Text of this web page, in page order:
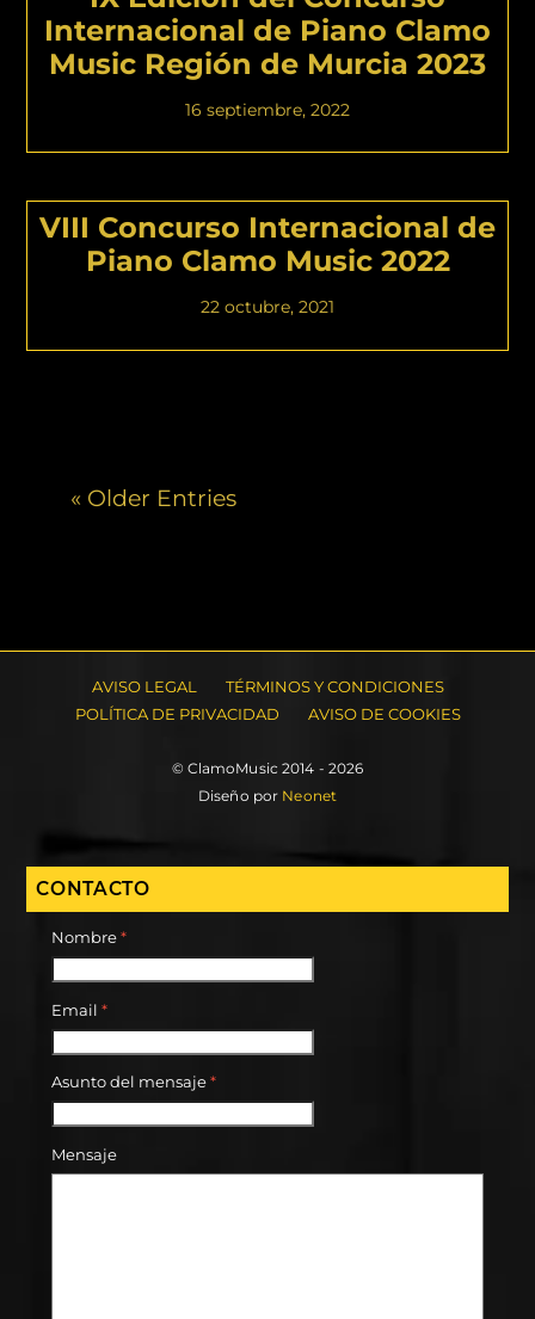
Internacional de Piano Clamo
Music Región de Murcia 2023
16 septiembre, 2022
VIII Concurso Internacional de
Piano Clamo Music 2022
22 octubre, 2021
« Older Entries
AVISO LEGAL
TÉRMINOS Y CONDICIONES
POLÍTICA DE PRIVACIDAD
AVISO DE COOKIES
© ClamoMusic 2014 - 2026
Diseño por Neonet
CONTACTO
Nombre*
Email *
Asunto del mensaje*
Mensaje